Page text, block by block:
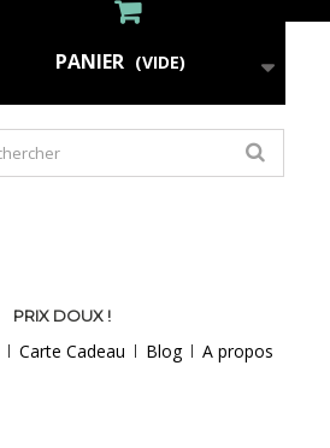
PANIER (VIDE)
PRIX DOUX !
Carte Cadeau Blog A propos